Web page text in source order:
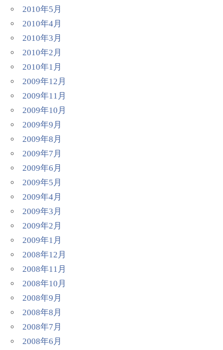
2010年5月
2010年4月
2010年3月
2010年2月
2010年1月
2009年12月
2009年11月
2009年10月
2009年9月
2009年8月
2009年7月
2009年6月
2009年5月
2009年4月
2009年3月
2009年2月
2009年1月
2008年12月
2008年11月
2008年10月
2008年9月
2008年8月
2008年7月
2008年6月